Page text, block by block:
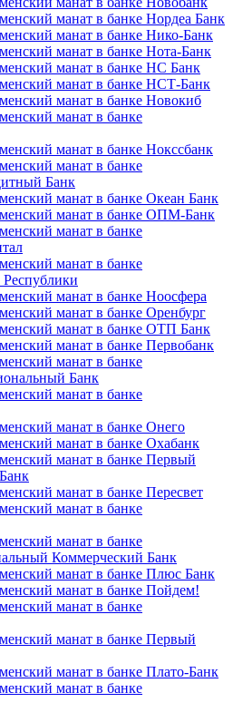
манат в банке Нордеа Банк
манат в банке Нико-Банк
манат в банке Нота-Банк
манат в банке НС Банк
манат в банке НСТ-Банк
манат в банке Новокиб
манат в банке
манат в банке Нокссбанк
манат в банке
Банк
манат в банке Океан Банк
манат в банке ОПМ-Банк
манат в банке
манат в банке
манат в банке Ноосфера
манат в банке Оренбург
манат в банке ОТП Банк
манат в банке Первобанк
манат в банке
Банк
манат в банке
манат в банке Онего
манат в банке Охабанк
манат в банке Первый
манат в банке Пересвет
манат в банке
манат в банке
Коммерческий Банк
манат в банке Плюс Банк
манат в банке Пойдем!
манат в банке
манат в банке Первый
манат в банке Плато-Банк
манат в банке